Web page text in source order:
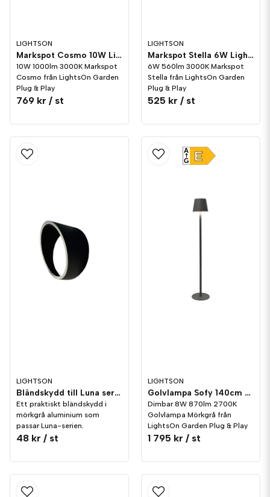
LIGHTSON
Markspot Cosmo 10W LightsOn Garden Plug & Play
10W 1000lm 3000K Markspot
Cosmo från LightsOn Garden
Plug & Play
769 kr / st
LIGHTSON
Markspot Stella 6W LightsOn Garden Plug & Play
6W 560lm 3000K Markspot
Stella från LightsOn Garden
Plug & Play
525 kr / st
LIGHTSON
Bländskydd till Luna serien LightsOn Garden Plug & Play
Ett praktiskt bländskydd i
mörkgrå aluminium som
passar Luna-serien.
48 kr / st
LIGHTSON
Golvlampa Sofy 140cm 8W Dim LightsOn Garden Plug & Play
Dimbar 8W 870lm 2700K
Golvlampa Mörkgrå från
LightsOn Garden Plug & Play
1 795 kr / st
E
A
G